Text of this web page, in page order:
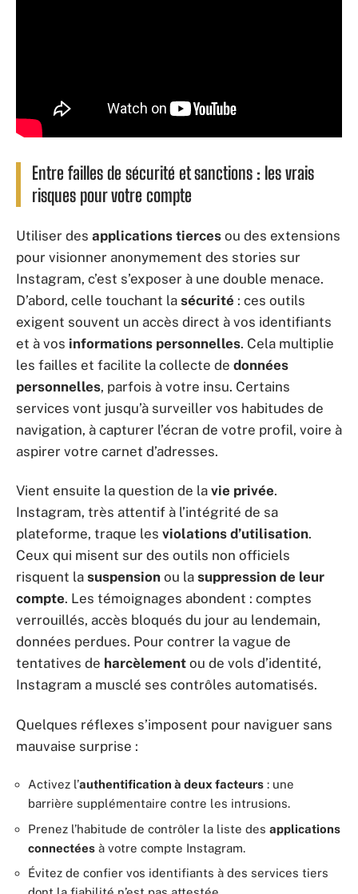
Entre failles de sécurité et sanctions : les vrais
risques pour votre compte
Utiliser des applications tierces ou des extensions
pour visionner anonymement des stories sur
Instagram, c’est s’exposer à une double menace.
D’abord, celle touchant la sécurité : ces outils
exigent souvent un accès direct à vos identifiants
et à vos informations personnelles. Cela multiplie
les failles et facilite la collecte de données
personnelles, parfois à votre insu. Certains
services vont jusqu’à surveiller vos habitudes de
navigation, à capturer l’écran de votre profil, voire à
aspirer votre carnet d’adresses.
Vient ensuite la question de la vie privée.
Instagram, très attentif à l’intégrité de sa
plateforme, traque les violations d’utilisation.
Ceux qui misent sur des outils non officiels
risquent la suspension ou la suppression de leur
compte. Les témoignages abondent : comptes
verrouillés, accès bloqués du jour au lendemain,
données perdues. Pour contrer la vague de
tentatives de harcèlement ou de vols d’identité,
Instagram a musclé ses contrôles automatisés.
Quelques réflexes s’imposent pour naviguer sans
mauvaise surprise :
Activez l’authentification à deux facteurs : une
barrière supplémentaire contre les intrusions.
Prenez l’habitude de contrôler la liste des applications
connectées à votre compte Instagram.
Évitez de confier vos identifiants à des services tiers